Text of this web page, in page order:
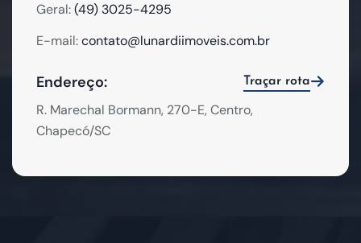
Geral:(49) 3025-4295
E-mail:contato@lunardiimoveis.com.br
Endereço: Traçar rota
R. Marechal Bormann, 270-E, Centro,
Chapecó/SC